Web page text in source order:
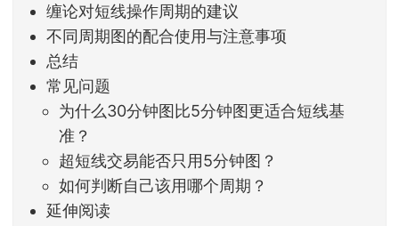
家感受到了春天般的暖风。指数涨了百点，交易额
回暖到2
缠论对短线操作周期的建议
不同周期图的配合使用与注意事项
总结
常见问题
为什么30分钟图比5分钟图更适合短线基
准？
超短线交易能否只用5分钟图？
如何判断自己该用哪个周期？
延伸阅读